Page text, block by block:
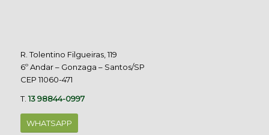
R. Tolentino Filgueiras, 119
6º Andar – Gonzaga – Santos/SP
CEP 11060-471
T.13 98844-0997
WHATSAPP